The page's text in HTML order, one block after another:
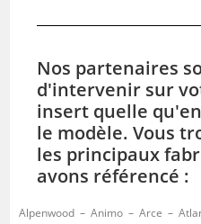
Nos partenaires
d'intervenir sur
insert quelle
le modèle. Vous
les principaux
avons référencé :
Alpenwood – Animo – Arce –